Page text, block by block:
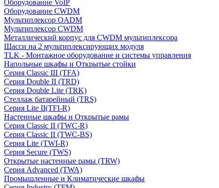
Оборудование VoIP
Оборудование CWDM
Мультиплекcор OADM
Мультиплексор CWDM
Металлический корпус для CWDM мультиплексора
Шасси на 2 мультиплексирующих модуля
TLK - Монтажное оборудование и системы управления
Напольные шкафы и Открытые стойки
Серия Classic III (TFA)
Серия Double II (TRD)
Серия Double Lite (TRK)
Стеллаж батарейный (TRS)
Серия Lite II(TFI-R)
Настенные шкафы и Открытые рамы
Серия Classic II (TWC-R)
Серия Classic II (TWC-BS)
Серия Lite (TWI-R)
Серия Secure (TWS)
Открытые настенные рамы (TRW)
Серия Advanced (TWA)
Промышленные и Климатические шкафы